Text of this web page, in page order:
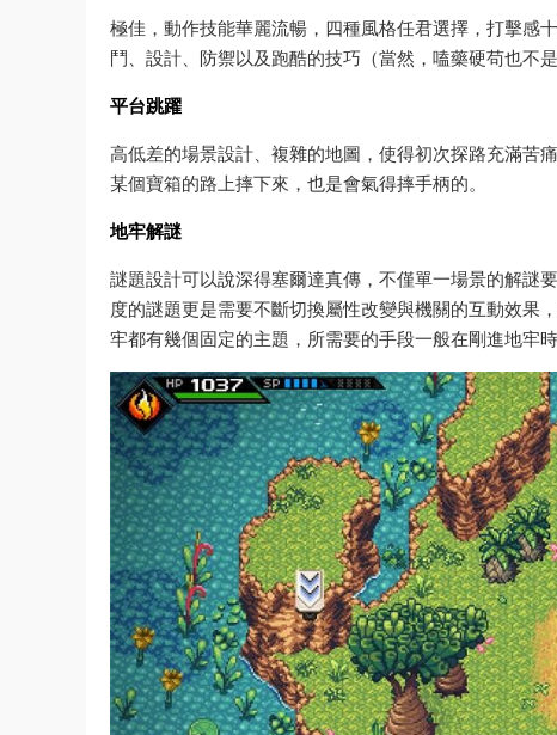
極佳，動作技能華麗流暢，四種風格任君選擇，打擊感
鬥、設計、防禦以及跑酷的技巧（當然，嗑藥硬苟也不是
平台跳躍
高低差的場景設計、複雜的地圖，使得初次探路充滿苦
某個寶箱的路上摔下來，也是會氣得摔手柄的。
地牢解謎
謎題設計可以說深得塞爾達真傳，不僅單一場景的解謎
度的謎題更是需要不斷切換屬性改變與機關的互動效果
牢都有幾個固定的主題，所需要的手段一般在剛進地牢